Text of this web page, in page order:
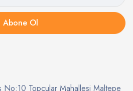
Abone Ol
No:10 Topçular Mahallesi Maltepe